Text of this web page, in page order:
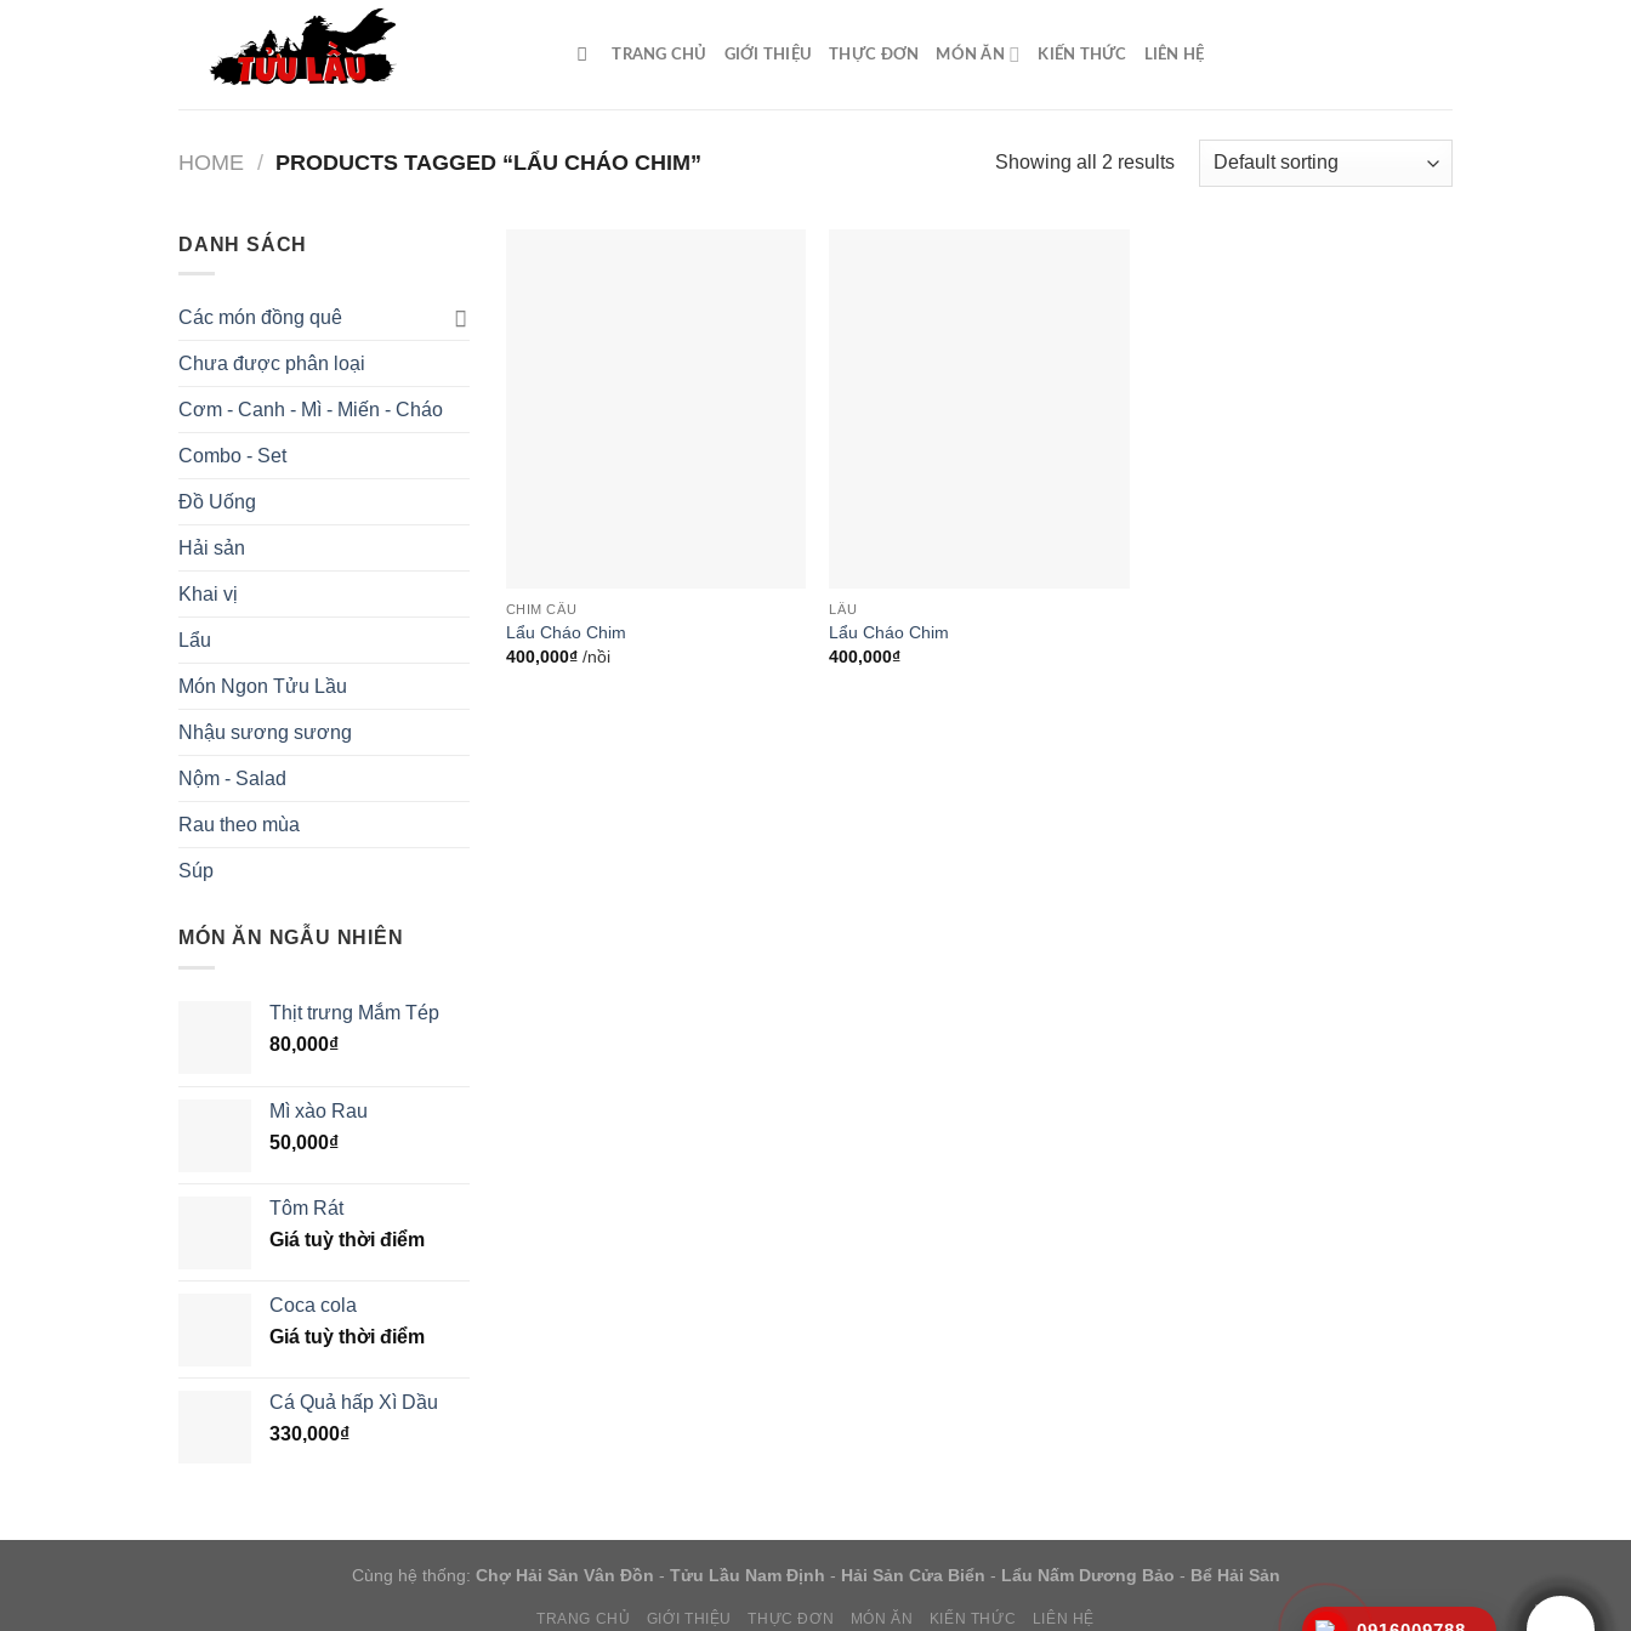
TRANG CHỦ GIỚI THIỆU THỰC ĐƠN MÓN ĂN KIẾN THỨC LIÊN HỆ
HOME / PRODUCTS TAGGED “LẨU CHÁO CHIM” Showing all 2 results
DANH SÁCH
Các món đồng quê
Chưa được phân loại
Cơm - Canh - Mì - Miến - Cháo
Combo - Set
Đồ Uống
Hải sản
Khai vị
Lẩu
Món Ngon Tửu Lầu
Nhậu sương sương
Nộm - Salad
Rau theo mùa
Súp
MÓN ĂN NGẪU NHIÊN
Thịt trưng Mắm Tép
80,000₫
Mì xào Rau
50,000₫
Tôm Rát
Giá tuỳ thời điểm
Coca cola
Giá tuỳ thời điểm
Cá Quả hấp Xì Dầu
330,000₫
CHIM CÂU
Lẩu Cháo Chim
400,000₫ /nồi
LẨU
Lẩu Cháo Chim
400,000₫
Cùng hệ thống: Chợ Hải Sản Vân Đồn - Tửu Lầu Nam Định - Hải Sản Cửa Biển - Lẩu Nấm Dương Bảo - Bể Hải Sản
TRANG CHỦ GIỚI THIỆU THỰC ĐƠN MÓN ĂN KIẾN THỨC LIÊN HỆ